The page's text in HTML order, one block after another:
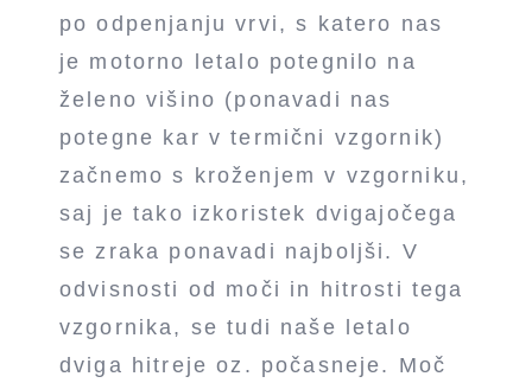
po odpenjanju vrvi, s katero nas
je motorno letalo potegnilo na
želeno višino (ponavadi nas
potegne kar v termični vzgornik)
začnemo s kroženjem v vzgorniku,
saj je tako izkoristek dvigajočega
se zraka ponavadi najboljši. V
odvisnosti od moči in hitrosti tega
vzgornika, se tudi naše letalo
dviga hitreje oz. počasneje. Moč